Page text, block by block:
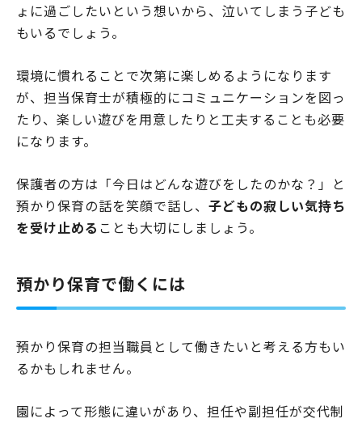
ょに過ごしたいという想いから、泣いてしまう子ども
もいるでしょう。
環境に慣れることで次第に楽しめるようになります
が、担当保育士が積極的にコミュニケーションを図っ
たり、楽しい遊びを用意したりと工夫することも必要
になります。
保護者の方は「今日はどんな遊びをしたのかな？」と
預かり保育の話を笑顔で話し、 子どもの寂しい気持ち
を受け止める ことも大切にしましょう。
預かり保育で働くには
預かり保育の担当職員として働きたいと考える方もい
るかもしれません。
園によって形態に違いがあり、担任や副担任が交代制